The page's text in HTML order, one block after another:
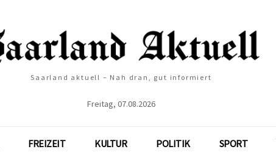
Saarland aktuell – Nah dran, gut informiert
Freitag, 07.08.2026
FREIZEIT KULTUR POLITIK SPORT